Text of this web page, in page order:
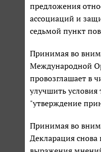
предложения
ассоциаций и
седьмой пункт
Принимая во
Международной
провозглашает в
улучшить условия
"утверждение
Принимая во
Декларация снова